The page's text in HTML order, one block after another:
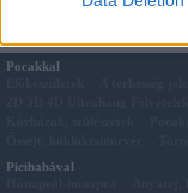
Pocakkal
Picibabával